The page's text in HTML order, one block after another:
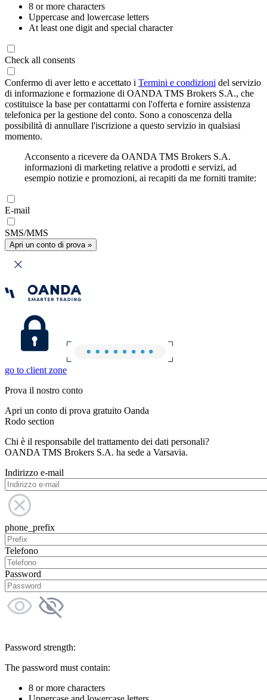
8 or more characters
Uppercase and lowercase letters
At least one digit and special character
Check all consents
Confermo di aver letto e accettato i Termini e condizioni del servizio
di informazione e formazione di OANDA TMS Brokers S.A., che
costituisce la base per contattarmi con l'offerta e fornire assistenza
telefonica per la gestione del conto. Sono a conoscenza della
possibilità di annullare l'iscrizione a questo servizio in qualsiasi
momento.
Acconsento a ricevere da OANDA TMS Brokers S.A.
informazioni di marketing relative a prodotti e servizi, ad
esempio notizie e promozioni, ai recapiti da me forniti tramite:
E-mail
SMS/MMS
Apri un conto di prova »
go to client zone
Prova il nostro conto
Apri un conto di prova gratuito Oanda
Rodo section
Chi è il responsabile del trattamento dei dati personali?
OANDA TMS Brokers S.A. ha sede a Varsavia.
Indirizzo e-mail
phone_prefix
Telefono
Password
Password strength:
The password must contain:
8 or more characters